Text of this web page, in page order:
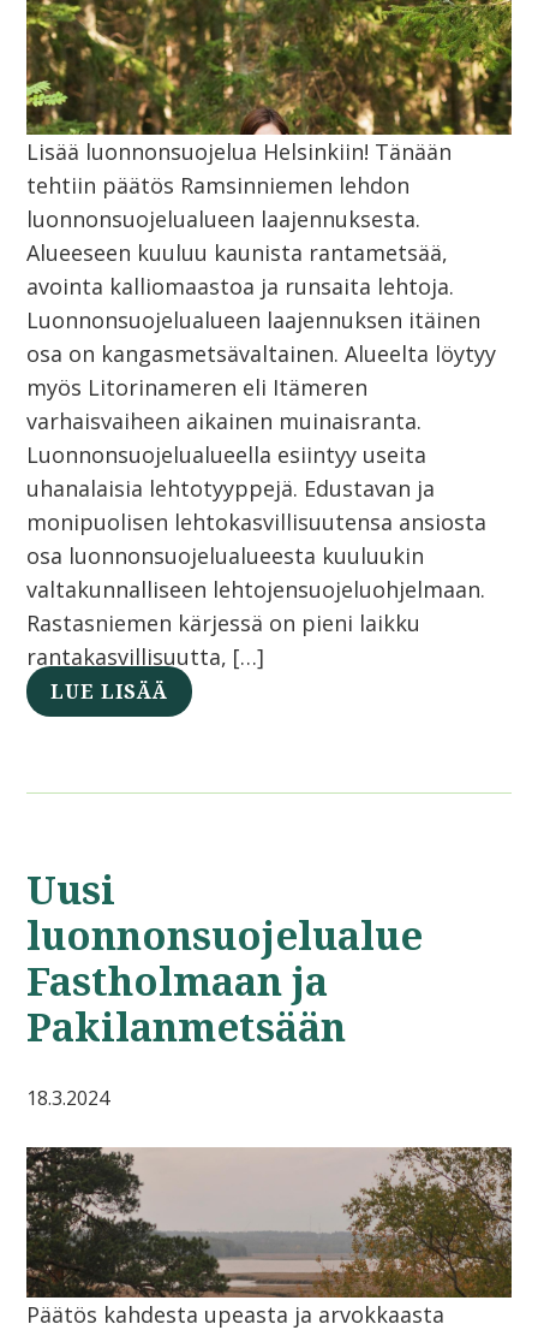
Lisää luonnonsuojelua Helsinkiin! Tänään
tehtiin päätös Ramsinniemen lehdon
luonnonsuojelualueen laajennuksesta.
Alueeseen kuuluu kaunista rantametsää,
avointa kalliomaastoa ja runsaita lehtoja.
Luonnonsuojelualueen laajennuksen itäinen
osa on kangasmetsävaltainen. Alueelta löytyy
myös Litorinameren eli Itämeren
varhaisvaiheen aikainen muinaisranta.
Luonnonsuojelualueella esiintyy useita
uhanalaisia lehtotyyppejä. Edustavan ja
monipuolisen lehtokasvillisuutensa ansiosta
osa luonnonsuojelualueesta kuuluukin
valtakunnalliseen lehtojensuojeluohjelmaan.
Rastasniemen kärjessä on pieni laikku
rantakasvillisuutta, […]
LUE LISÄÄ
Uusi
luonnonsuojelualue
Fastholmaan ja
Pakilanmetsään
18.3.2024
Päätös kahdesta upeasta ja arvokkaasta